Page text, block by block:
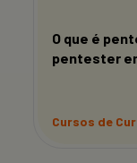
O que é
pentester
Cursos de